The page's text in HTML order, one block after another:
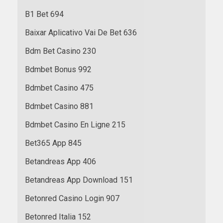
B1 Bet 694
Baixar Aplicativo Vai De Bet 636
Bdm Bet Casino 230
Bdmbet Bonus 992
Bdmbet Casino 475
Bdmbet Casino 881
Bdmbet Casino En Ligne 215
Bet365 App 845
Betandreas App 406
Betandreas App Download 151
Betonred Casino Login 907
Betonred Italia 152